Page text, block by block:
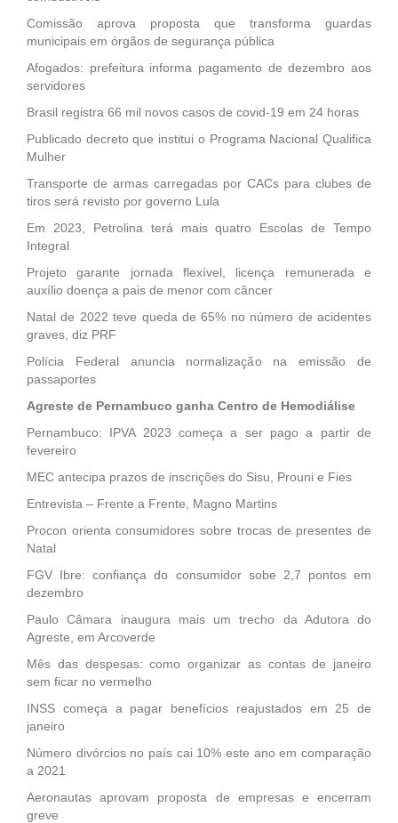
Comissão aprova proposta que transforma guardas
municipais em órgãos de segurança pública
Afogados: prefeitura informa pagamento de dezembro aos
servidores
Brasil registra 66 mil novos casos de covid-19 em 24 horas
Publicado decreto que institui o Programa Nacional Qualifica
Mulher
Transporte de armas carregadas por CACs para clubes de
tiros será revisto por governo Lula
Em 2023, Petrolina terá mais quatro Escolas de Tempo
Integral
Projeto garante jornada flexível, licença remunerada e
auxílio doença a pais de menor com câncer
Natal de 2022 teve queda de 65% no número de acidentes
graves, diz PRF
Polícia Federal anuncia normalização na emissão de
passaportes
Agreste de Pernambuco ganha Centro de Hemodiálise
Pernambuco: IPVA 2023 começa a ser pago a partir de
fevereiro
MEC antecipa prazos de inscrições do Sisu, Prouni e Fies
Entrevista – Frente a Frente, Magno Martins
Procon orienta consumidores sobre trocas de presentes de
Natal
FGV Ibre: confiança do consumidor sobe 2,7 pontos em
dezembro
Paulo Câmara inaugura mais um trecho da Adutora do
Agreste, em Arcoverde
Mês das despesas: como organizar as contas de janeiro
sem ficar no vermelho
INSS começa a pagar benefícios reajustados em 25 de
janeiro
Número divórcios no país cai 10% este ano em comparação
a 2021
Aeronautas aprovam proposta de empresas e encerram
greve